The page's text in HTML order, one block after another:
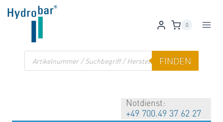
Zum
Inhalt
0
Products
search
FINDEN
Notdienst:
+49 700.49 37 62 27